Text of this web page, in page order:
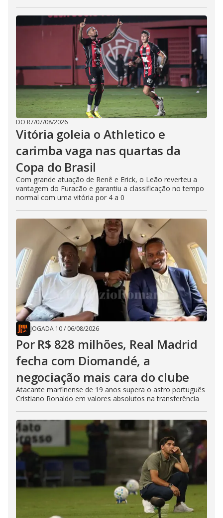
DO R7/07/08/2026
Vitória goleia o Athletico e
carimba vaga nas quartas da
Copa do Brasil
Com grande atuação de Renê e Erick, o Leão reverteu a
vantagem do Furacão e garantiu a classificação no tempo
normal com uma vitória por 4 a 0
JOGADA 10/ 06/08/2026
Por R$ 828 milhões, Real Madrid
fecha com Diomandé, a
negociação mais cara do clube
Atacante marfinense de 19 anos supera o astro português
Cristiano Ronaldo em valores absolutos na transferência